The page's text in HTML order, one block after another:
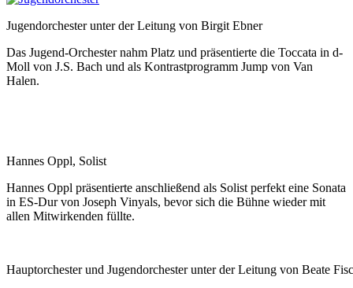
Jugendorchester unter der Leitung von Birgit Ebner
Das Jugend-Orchester nahm Platz und präsentierte die Toccata in d-
Moll von J.S. Bach und als Kontrastprogramm Jump von Van
Halen.
Hannes Oppl, Solist
Hannes Oppl präsentierte anschließend als Solist perfekt eine Sonata
in ES-Dur von Joseph Vinyals, bevor sich die Bühne wieder mit
allen Mitwirkenden füllte.
Hauptorchester und Jugendorchester unter der Leitung von Beate